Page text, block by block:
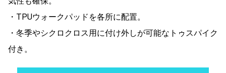
・TPUウォークパッドを各所に配置。
・冬季やシクロクロス用に付け外しが可能なトゥスパイク
付き。